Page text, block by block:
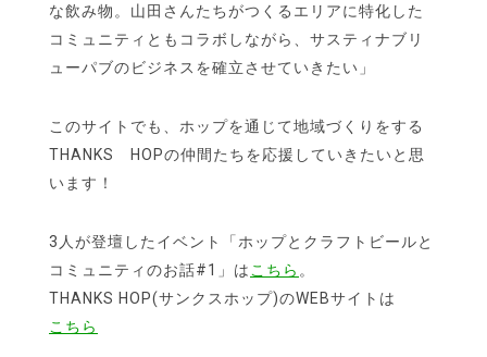
な飲み物。山田さんたちがつくるエリアに特化した
コミュニティともコラボしながら、サスティナブリ
ューパブのビジネスを確立させていきたい」
このサイトでも、ホップを通じて地域づくりをする
THANKS HOPの仲間たちを応援していきたいと思
います！
3人が登壇したイベント「ホップとクラフトビールと
コミュニティのお話#1」は こちら 。
THANKS HOP(サンクスホップ)のWEBサイトは
こちら